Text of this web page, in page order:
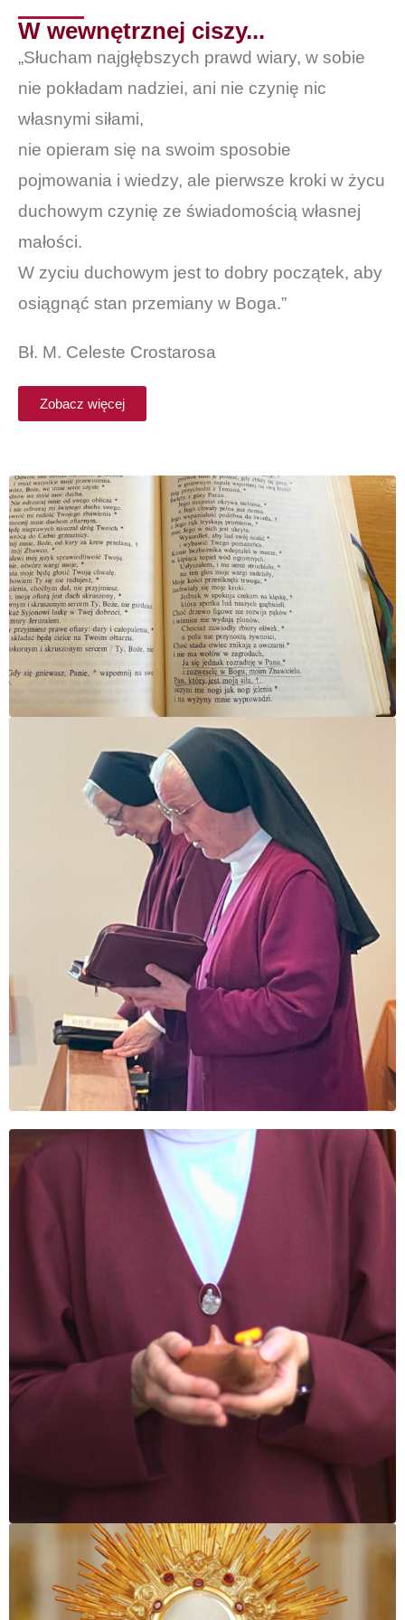
W wewnętrznej ciszy...
„Słucham najgłębszych prawd wiary, w sobie
nie pokładam nadziei, ani nie czynię nic
własnymi siłami,
nie opieram się na swoim sposobie
pojmowania i wiedzy, ale pierwsze kroki w życu
duchowym czynię ze świadomością własnej
małości.
W zyciu duchowym jest to dobry początek, aby
osiągnąć stan przemiany w Boga.”
Bł. M. Celeste Crostarosa
Zobacz więcej